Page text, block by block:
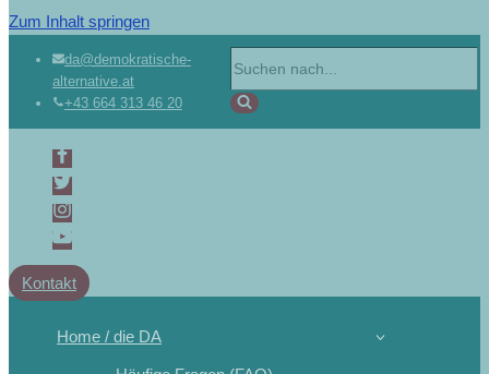
Zum Inhalt springen
da@demokratische-
alternative.at
+43 664 313 46 20
Kontakt
Home / die DA